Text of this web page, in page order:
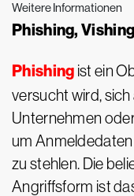
Weitere Informationen
Phishing,
Phishing ist ein
versucht wird,
Unternehmen
um
zu stehlen. Die
Angriffsform ist